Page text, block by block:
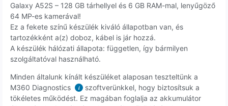
Galaxy A52S – 128 GB tárhellyel és 6 GB RAM-mal, lenyűgöző
64 MP-es kamerával!
Ez a fekete színű készülék kiváló állapotban van, és
tartozékként a(z) doboz, kábel is jár hozzá.
A készülék hálózati állapota: független, így bármilyen
szolgáltatóval használható.
Minden általunk kínált készüléket alaposan teszteltünk a
M360 Diagnostics
i
szoftverünkkel, hogy biztosítsuk a
tökéletes működést. Ez magában foglalja az akkumulátor